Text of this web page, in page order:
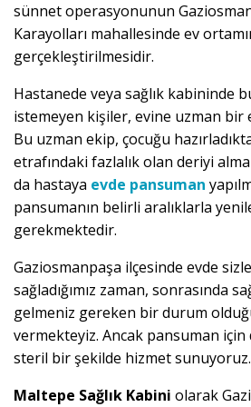
sünnet operasyonunun
Karayolları mahallesinde ev
gerçekleştirilmesidir.
Hastanede veya sağlık kabininde
istemeyen kişiler, evine uzman bir
Bu uzman ekip, çocuğu
etrafındaki fazlalık olan deriyi
da hastaya evde pansuman
pansumanın belirli aralıklarla
gerekmektedir.
Gaziosmanpaşa ilçesinde evde
sağladığımız zaman, sonrasında
gelmeniz gereken bir durum
vermekteyiz. Ancak pansuman için
steril bir şekilde hizmet sunuyoruz.
Maltepe Sağlık Kabini olarak